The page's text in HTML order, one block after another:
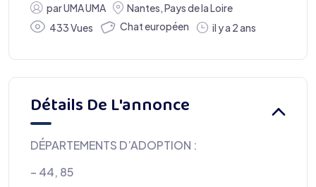
parUMA UMA Nantes,Pays de la Loire
433 Vues
Chat européen il y a 2 ans
Détails De L'annonce
DÉPARTEMENTS D’ADOPTION :
– 44, 85